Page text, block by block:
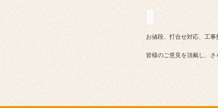
お値段、打合せ対応、工
皆様のご意見を頂戴し、